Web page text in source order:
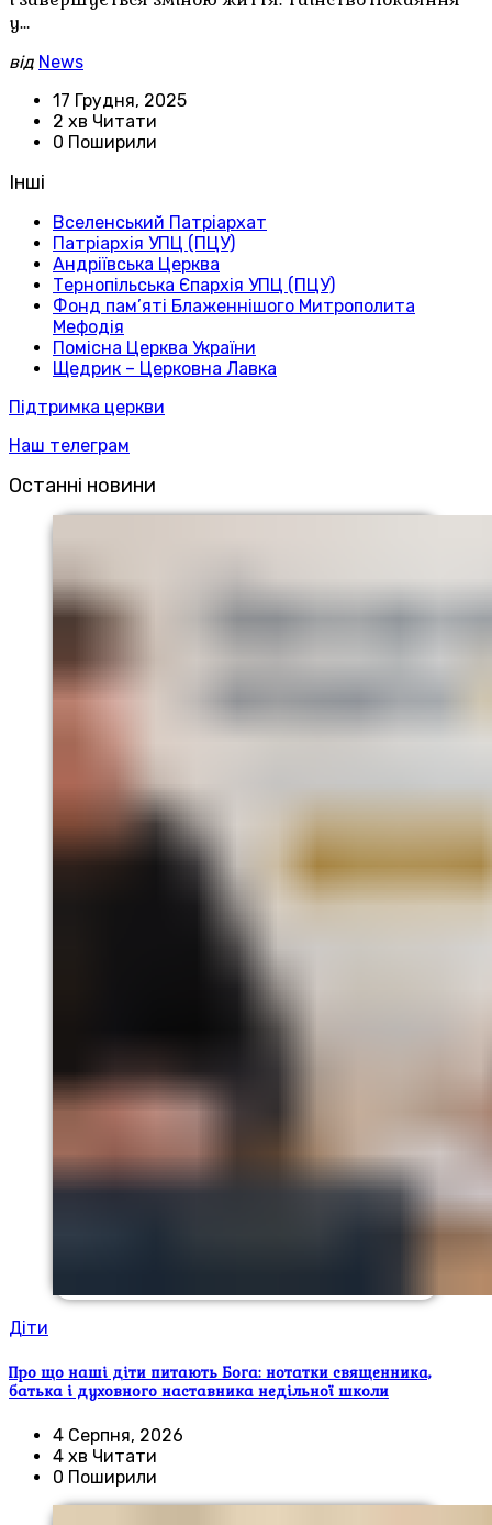
у…
від News
17 Грудня, 2025
2 хв Читати
0 Поширили
Інші
Вселенський Патріархат
Патріархія УПЦ (ПЦУ)
Андріївська Церква
Тернопільська Єпархія УПЦ (ПЦУ)
Фонд пам’яті Блаженнішого Митрополита
Мефодія
Помісна Церква України
Щедрик – Церковна Лавка
Підтримка церкви
Наш телеграм
Останні новини
Діти
Про що наші діти питають Бога: нотатки священника,
батька і духовного наставника недільної школи
4 Серпня, 2026
4 хв Читати
0 Поширили